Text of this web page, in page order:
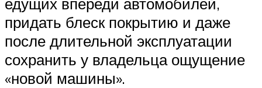
придать блеск покрытию и даже
после длительной эксплуатации
сохранить у владельца ощущение
«новой машины».